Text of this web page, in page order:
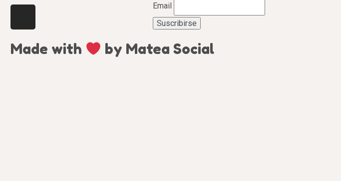
Email
Made with by Matea Social